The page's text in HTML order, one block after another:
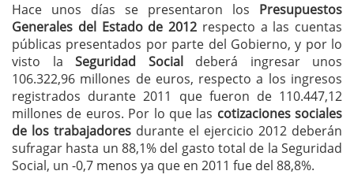
Hace unos días se presentaron los Presupuestos
Generales del Estado de 2012 respecto a las cuentas
públicas presentados por parte del Gobierno, y por lo
visto la Seguridad Socialdeberá ingresar unos
106.322,96 millones de euros, respecto a los ingresos
registrados durante 2011 que fueron de 110.447,12
millones de euros. Por lo que las cotizaciones sociales
de los trabajadores durante el ejercicio 2012 deberán
sufragar hasta un 88,1% del gasto total de la Seguridad
Social, un -0,7 menos ya que en 2011 fue del 88,8%.